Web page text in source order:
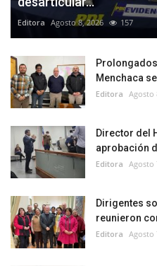
Editora Agosto 8, 2026 157
Menchaca
Editora Agosto
Director del
aprobación
Editora Agosto
Dirigentes
reunieron
Editora Agosto